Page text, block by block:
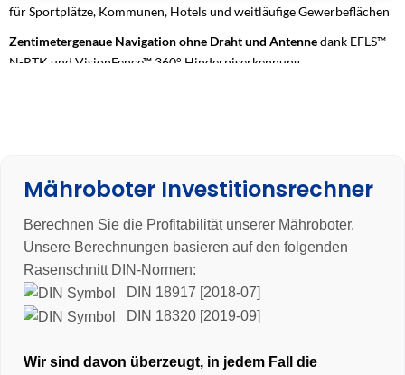
für Sportplätze, Kommunen, Hotels und weitläufige Gewerbeflächen
Zentimetergenaue Navigation ohne Draht und Antennedank EFLS™
N-RTK und VisionFence™ 360° Hinderniserkennung
Anwendungen
Mähroboter Investitionsrechner
Berechnen Sie die Profitabilität unserer Mähroboter.
Unsere Berechnungen basieren auf den folgenden
Rasenschnitt DIN-Normen:
DIN 18917 [2018-07]
DIN 18320 [2019-09]
Wir sind davon überzeugt, in jedem Fall die